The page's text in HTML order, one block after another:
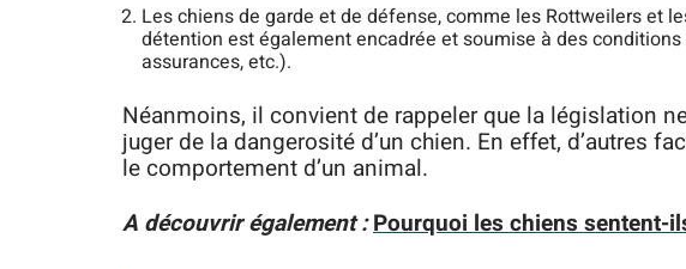
Les chiens de garde et de défense, comme les Rottweilers et
détention est également encadrée et soumise à des
assurances, etc.).
Néanmoins, il convient de rappeler que la législation
juger de la dangerosité d’un chien. En effet, d’autres
le comportement d’un animal.
A découvrir également :Pourquoi les chiens sentent-